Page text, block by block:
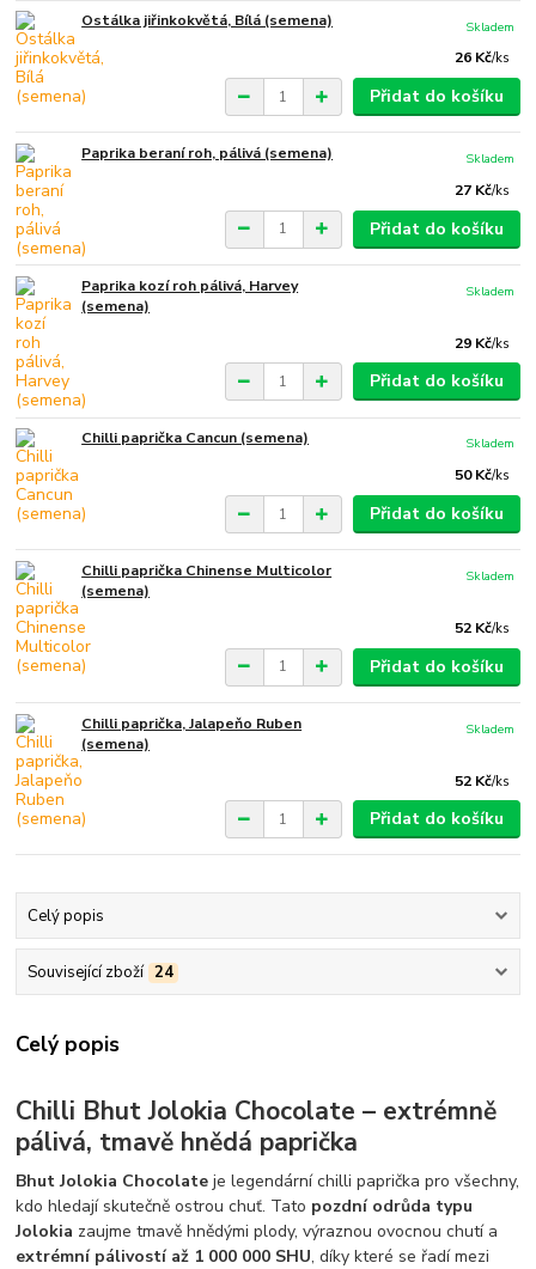
Ostálka jiřinkokvětá, Bílá (semena)
26 Kč/ks
Skladem
Přidat do košíku
Paprika beraní roh, pálivá (semena)
27 Kč/ks
Skladem
Přidat do košíku
Paprika kozí roh pálivá, Harvey
(semena)
29 Kč/ks
Skladem
Přidat do košíku
Chilli paprička Cancun (semena)
50 Kč/ks
Skladem
Přidat do košíku
Chilli paprička Chinense Multicolor
(semena)
52 Kč/ks
Skladem
Přidat do košíku
Chilli paprička, Jalapeňo Ruben
(semena)
52 Kč/ks
Skladem
Přidat do košíku
Celý popis
Související zboží 24
Celý popis
Chilli Bhut Jolokia Chocolate – extrémně
pálivá, tmavě hnědá paprička
Bhut Jolokia Chocolate je legendární chilli paprička pro všechny,
kdo hledají skutečně ostrou chuť. Tato pozdní odrůda typu
Jolokia zaujme tmavě hnědými plody, výraznou ovocnou chutí a
extrémní pálivostí až 1 000 000 SHU, díky které se řadí mezi